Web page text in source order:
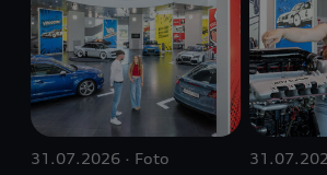
31.07.2026 Foto